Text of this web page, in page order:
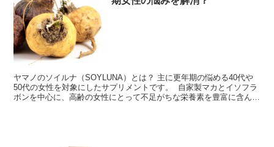
ヤマノのソイルナ（SOYLUNA）とは？ 主に更年期の悩める40代や
50代の女性を対象にしたサプリメントです。 自家製マカとイソフラ
ボンを中心に、高齢の女性にとって不足がちな栄養素を豊富に含んで